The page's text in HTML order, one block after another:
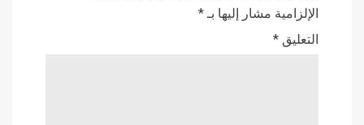
الإلزامية مشار إليها بـ*
التعليق *